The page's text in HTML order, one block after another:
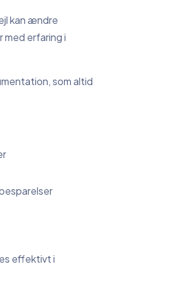
kan ændre
erfaring i
som altid
effektivt i